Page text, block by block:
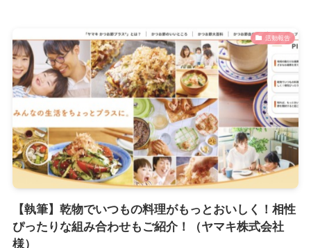
活動報告
【執筆】乾物でいつもの料理がもっとおいしく！相性
ぴったりな組み合わせもご紹介！（ヤマキ株式会社
様）